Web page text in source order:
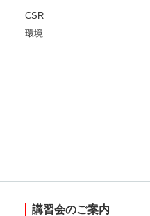
CSR
環境
講習会のご案内